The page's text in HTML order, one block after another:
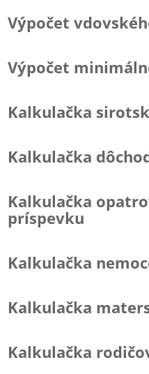
Výpočet
Výpočet
Kalkulačka
Kalkulačka
Kalkulačka
príspevku
Kalkulačka
Kalkulačka
Kalkulačka